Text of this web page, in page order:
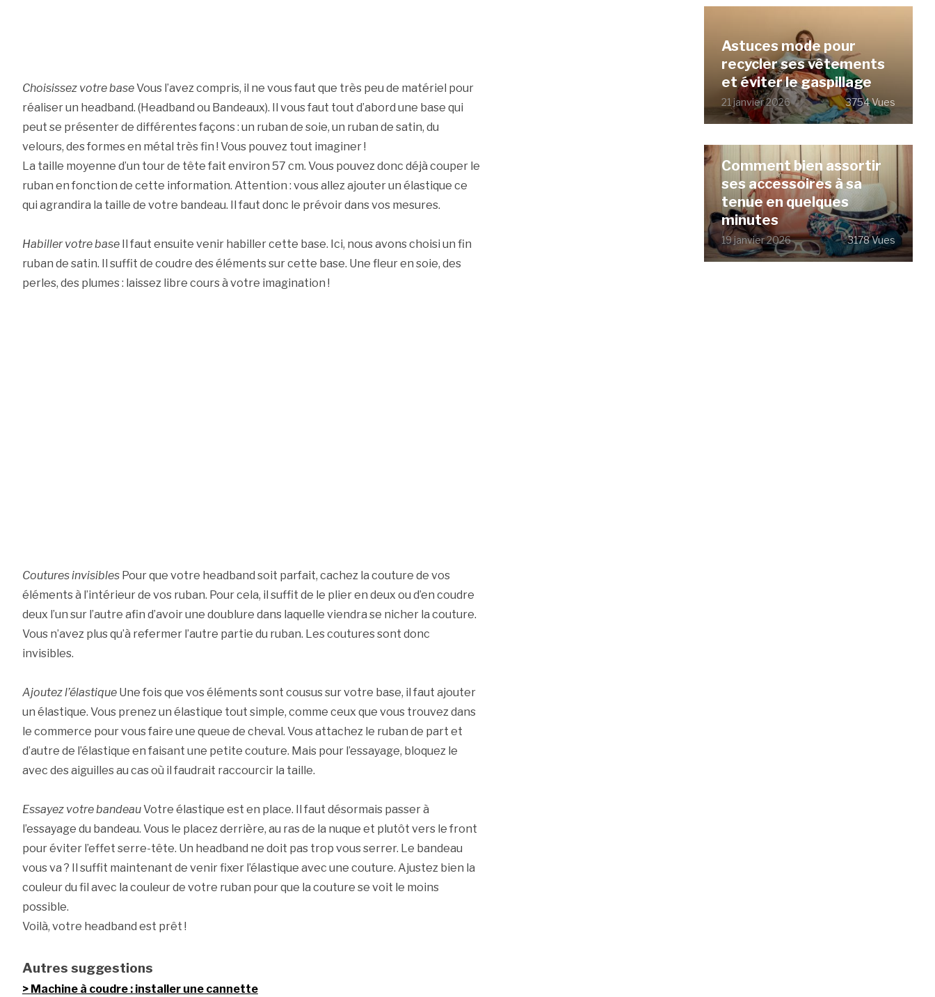
Choisissez votre baseVous l’avez compris, il ne vous faut que très peu de matériel pour
réaliser un headband. (Headband ou Bandeaux). Il vous faut tout d’abord une base qui
peut se présenter de différentes façons : un ruban de soie, un ruban de satin, du
velours, des formes en métal très fin ! Vous pouvez tout imaginer !
La taille moyenne d’un tour de tête fait environ 57 cm. Vous pouvez donc déjà couper le
ruban en fonction de cette information. Attention : vous allez ajouter un élastique ce
qui agrandira la taille de votre bandeau. Il faut donc le prévoir dans vos mesures.
Habiller votre baseIl faut ensuite venir habiller cette base. Ici, nous avons choisi un fin
ruban de satin. Il suffit de coudre des éléments sur cette base. Une fleur en soie, des
perles, des plumes : laissez libre cours à votre imagination !
Coutures invisiblesPour que votre headband soit parfait, cachez la couture de vos
éléments à l’intérieur de vos ruban. Pour cela, il suffit de le plier en deux ou d’en coudre
deux l’un sur l’autre afin d’avoir une doublure dans laquelle viendra se nicher la couture.
Vous n’avez plus qu’à refermer l’autre partie du ruban. Les coutures sont donc
invisibles.
Ajoutez l’élastiqueUne fois que vos éléments sont cousus sur votre base, il faut ajouter
un élastique. Vous prenez un élastique tout simple, comme ceux que vous trouvez dans
le commerce pour vous faire une queue de cheval. Vous attachez le ruban de part et
d’autre de l’élastique en faisant une petite couture. Mais pour l’essayage, bloquez le
avec des aiguilles au cas où il faudrait raccourcir la taille.
Essayez votre bandeauVotre élastique est en place. Il faut désormais passer à
l’essayage du bandeau. Vous le placez derrière, au ras de la nuque et plutôt vers le front
pour éviter l’effet serre-tête. Un headband ne doit pas trop vous serrer. Le bandeau
vous va ? Il suffit maintenant de venir fixer l’élastique avec une couture. Ajustez bien la
couleur du fil avec la couleur de votre ruban pour que la couture se voit le moins
possible.
Voilà, votre headband est prêt !
Autres suggestions
Machine à coudre : installer une cannette
Astuces mode pour
recycler ses vêtements
et éviter le gaspillage
21 janvier 2026 3754 Vues
Comment bien assortir
ses accessoires à sa
tenue en quelques
minutes
19 janvier 2026 3178 Vues